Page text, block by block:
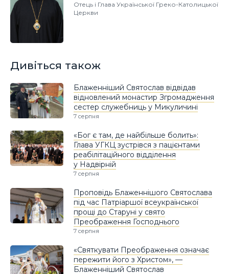
Отець і Глава Української Греко-Католицької
Церкви
Дивіться також
Блаженніший Святослав відвідав
відновлений монастир Згромадження
сестер служебниць у Микуличині
7 серпня
«Бог є там, де найбільше болить»:
Глава УГКЦ зустрівся з пацієнтами
реабілітаційного відділення
у Надвірній
7 серпня
Проповідь Блаженнішого Святослава
під час Патріаршої всеукраїнської
прощі до Старуні у свято
Преображення Господнього
7 серпня
«Святкувати Преображення означає
пережити його з Христом», —
Блаженніший Святослав